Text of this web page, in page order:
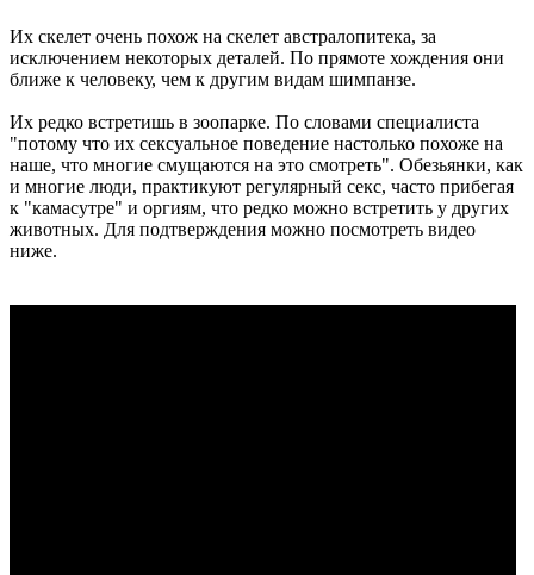
Их скелет очень похож на скелет австралопитека, за
исключением некоторых деталей. По прямоте хождения они
ближе к человеку, чем к другим видам шимпанзе.
Их редко встретишь в зоопарке. По словами специалиста
"потому что их сексуальное поведение настолько похоже на
наше, что многие смущаются на это смотреть". Обезьянки, как
и многие люди, практикуют регулярный секс, часто прибегая
к "камасутре" и оргиям, что редко можно встретить у других
животных. Для подтверждения можно посмотреть видео
ниже.